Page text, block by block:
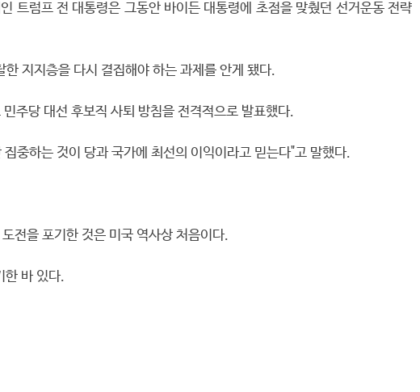
트럼프 전 대통령은 그동안 바이든 대통령에 초점을 맞췄던 선거운동 전략
지지층을 다시 결집해야 하는 과제를 안게 됐다.
주당 대선 후보직 사퇴 방침을 전격적으로 발표했다.
중하는 것이 당과 국가에 최선의 이익이라고 믿는다"고 말했다.
전을 포기한 것은 미국 역사상 처음이다.
한 바 있다.